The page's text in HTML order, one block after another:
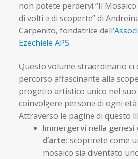
non potete perdervi “Il Mosaico
di volti e di scoperte” di
Carpenito, fondatrice dell’
Ezechiele APS.
Questo volume straordinario ci
percorso affascinante alla
progetto artistico unico nel suo
coinvolgere persone di ogni
Attraverso le pagine di questo
Immergervi nella genesi
d’arte: scoprirete come
mosaico sia diventato